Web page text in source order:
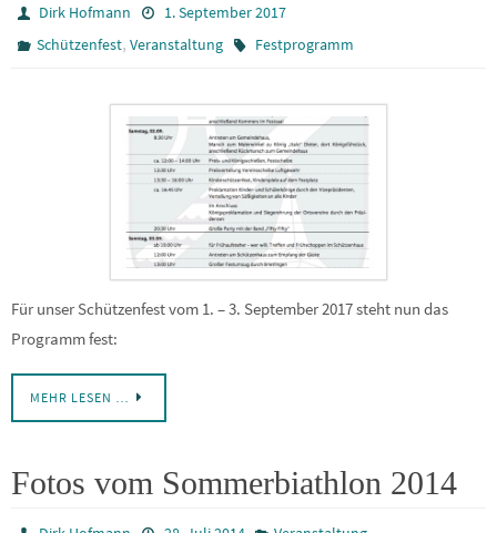
Dirk Hofmann
1. September 2017
Schützenfest,Veranstaltung Festprogramm
Für unser Schützenfest vom 1. – 3. September 2017 steht nun das
Programm fest:
MEHR LESEN …
Fotos vom Sommerbiathlon 2014